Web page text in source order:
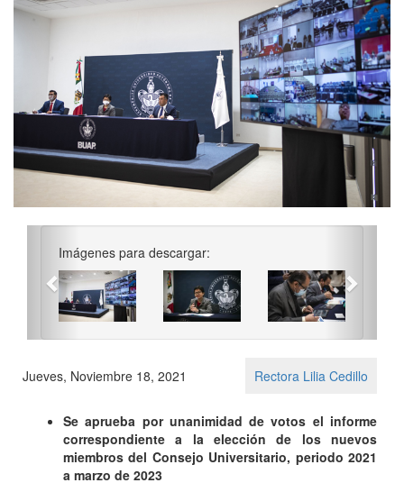
Imágenes para descargar:
Jueves, Noviembre 18, 2021 Rectora Lilia Cedillo
Se aprueba por unanimidad de votos el informe
correspondiente a la elección de los nuevos
miembros del Consejo Universitario, periodo 2021
a marzo de 2023